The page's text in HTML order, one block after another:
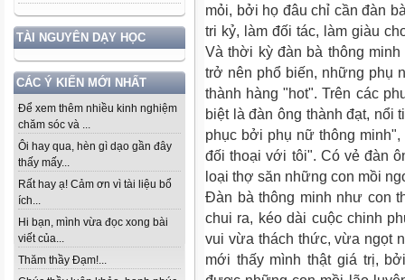
TÀI NGUYÊN DẠY HỌC
CÁC Ý KIẾN MỚI NHẤT
Để xem thêm nhiều kinh nghiệm
chăm sóc và ...
Ôi hay qua, hèn gì dạo gần đây
thấy mấy...
Rất hay ạ! Cảm ơn vì tài liệu bổ
ích...
Hi bạn, mình vừa đọc xong bài
viết của...
Thăm thầy Đạm!...
mỏi, bởi họ đâu chỉ cần đàn
tri kỷ, làm đối tác, làm giàu
Và thời kỳ đàn bà thông
trở nên phổ biến, những phụ
thành hàng "hot". Trên các
biệt là đàn ông thành đạt, nổi
phục bởi phụ nữ thông
đối thoại với tôi". Có vẻ đàn
loại thợ săn những con mồi
Đàn bà thông minh như con
chui ra, kéo dài cuộc chinh
vui vừa thách thức, vừa ngọt
mới thấy mình thật giá trị,